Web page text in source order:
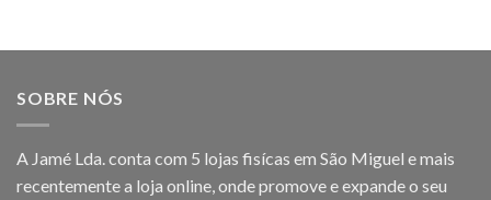
SOBRE NÓS
A Jamé Lda. conta com 5 lojas fisícas em São Miguel e mais
recentemente a loja online, onde promove e expande o seu